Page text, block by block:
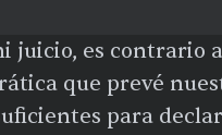
juicio, es
que prevé
para